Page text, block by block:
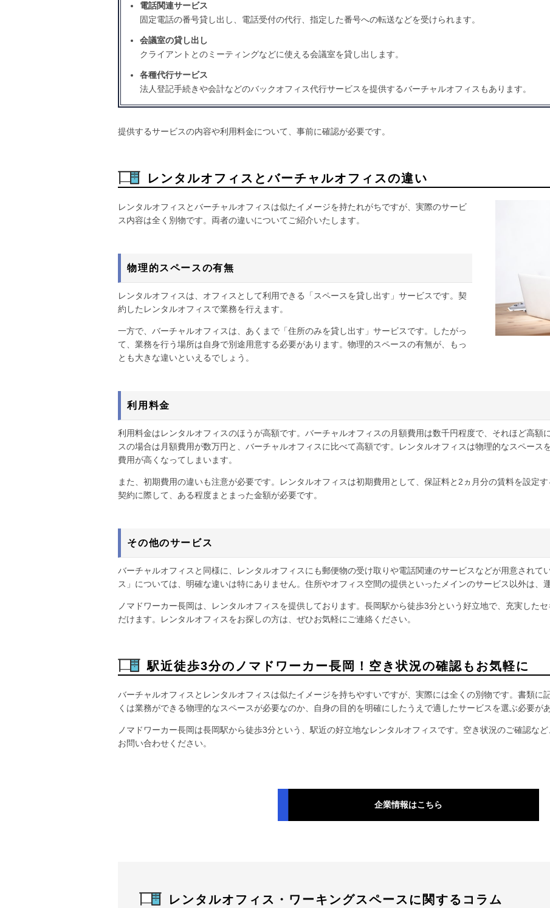
電話関連サービス
固定電話の番号貸し出し、電話受付の代行、指定した番号への転送などを受けられます。
会議室の貸し出し
クライアントとのミーティングなどに使える会議室を貸し出します。
各種代行サービス
法人登記手続きや会計などのバックオフィス代行サービスを提供するバーチャルオフィスもあります。
提供するサービスの内容や利用料金について、事前に確認が必要です。
レンタルオフィスとバーチャルオフィスの違い
レンタルオフィスとバーチャルオフィスは似たイメージを持たれがちですが、実際のサービ
ス内容は全く別物です。両者の違いについてご紹介いたします。
物理的スペースの有無
レンタルオフィスは、オフィスとして利用できる「スペースを貸し出す」サービスです。契
約したレンタルオフィスで業務を行えます。
一方で、バーチャルオフィスは、あくまで「住所のみを貸し出す」サービスです。したがっ
て、業務を行う場所は自身で別途用意する必要があります。物理的スペースの有無が、もっ
とも大きな違いといえるでしょう。
利用料金
利用料金はレンタルオフィスのほうが高額です。バーチャルオフィスの月額費用は数千円程度で、それほど高額
スの場合は月額費用が数万円と、バーチャルオフィスに比べて高額です。レンタルオフィスは物理的なスペース
費用が高くなってしまいます。
また、初期費用の違いも注意が必要です。レンタルオフィスは初期費用として、保証料と2ヵ月分の賃料を設定
契約に際して、ある程度まとまった金額が必要です。
その他のサービス
バーチャルオフィスと同様に、レンタルオフィスにも郵便物の受け取りや電話関連のサービスなどが用意されて
ス」については、明確な違いは特にありません。住所やオフィス空間の提供といったメインのサービス以外は、
ノマドワーカー長岡は、レンタルオフィスを提供しております。長岡駅から徒歩3分という好立地で、充実した
だけます。レンタルオフィスをお探しの方は、ぜひお気軽にご連絡ください。
駅近徒歩3分のノマドワーカー長岡！空き状況の確認もお気軽に
バーチャルオフィスとレンタルオフィスは似たイメージを持ちやすいですが、実際には全くの別物です。書類に
くは業務ができる物理的なスペースが必要なのか、自身の目的を明確にしたうえで適したサービスを選ぶ必要があ
ノマドワーカー長岡は長岡駅から徒歩3分という、駅近の好立地なレンタルオフィスです。空き状況のご確認な
お問い合わせください。
企業情報はこちら
レンタルオフィス・ワーキングスペースに関するコラム